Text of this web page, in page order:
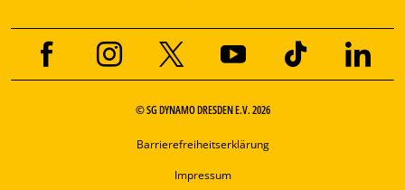
© SG DYNAMO DRESDEN E.V. 2026
Barrierefreiheitserklärung
Impressum